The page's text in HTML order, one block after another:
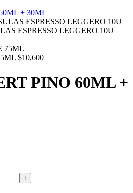
ESPRESSO LEGGERO 10U
$10,600
PINO 60ML +